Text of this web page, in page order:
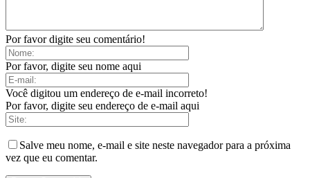
Por favor digite seu comentário!
Por favor, digite seu nome aqui
Você digitou um endereço de e-mail incorreto!
Por favor, digite seu endereço de e-mail aqui
Salve meu nome, e-mail e site neste navegador para a próxima
vez que eu comentar.